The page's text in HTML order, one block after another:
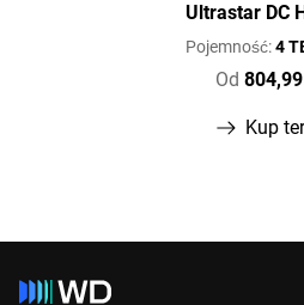
Ultrastar DC
Pojemność:4
Od 804,99
Kup